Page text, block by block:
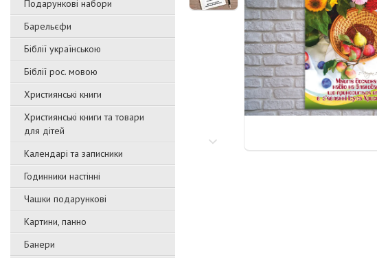
Подарункові набори
Барельєфи
Біблії українською
Біблії рос. мовою
Християнські книги
Християнські книги та товари
для дітей
Календарі та записники
Годинники настінні
Чашки подарункові
Картини, панно
Банери